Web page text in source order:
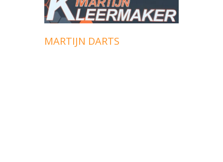
MARTIJN DARTS